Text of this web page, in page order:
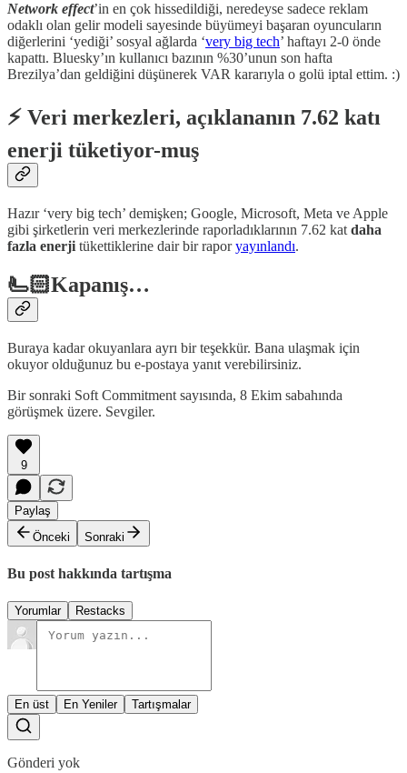
Network effect’in en çok hissedildiği, neredeyse sadece reklam
odaklı olan gelir modeli sayesinde büyümeyi başaran oyuncuların
diğerlerini ‘yediği’ sosyal ağlarda ‘very big tech’ haftayı 2-0 önde
kapattı. Bluesky’ın kullanıcı bazının %30’unun son hafta
Brezilya’dan geldiğini düşünerek VAR kararıyla o golü iptal ettim. :)
⚡️ Veri merkezleri, açıklananın 7.62 katı
enerji tüketiyor-muş
Hazır ‘very big tech’ demişken; Google, Microsoft, Meta ve Apple
gibi şirketlerin veri merkezlerinde raporladıklarının 7.62 kat daha
fazla enerji tükettiklerine dair bir raporyayınlandı.
🫷🏻Kapanış…
Buraya kadar okuyanlara ayrı bir teşekkür. Bana ulaşmak için
okuyor olduğunuz bu e-postaya yanıt verebilirsiniz.
Bir sonraki Soft Commitment sayısında, 8 Ekim sabahında
görüşmek üzere. Sevgiler.
9
Paylaş
Önceki
Sonraki
Bu post hakkında tartışma
Yorumlar Restacks
En üst En Yeniler Tartışmalar
Gönderi yok